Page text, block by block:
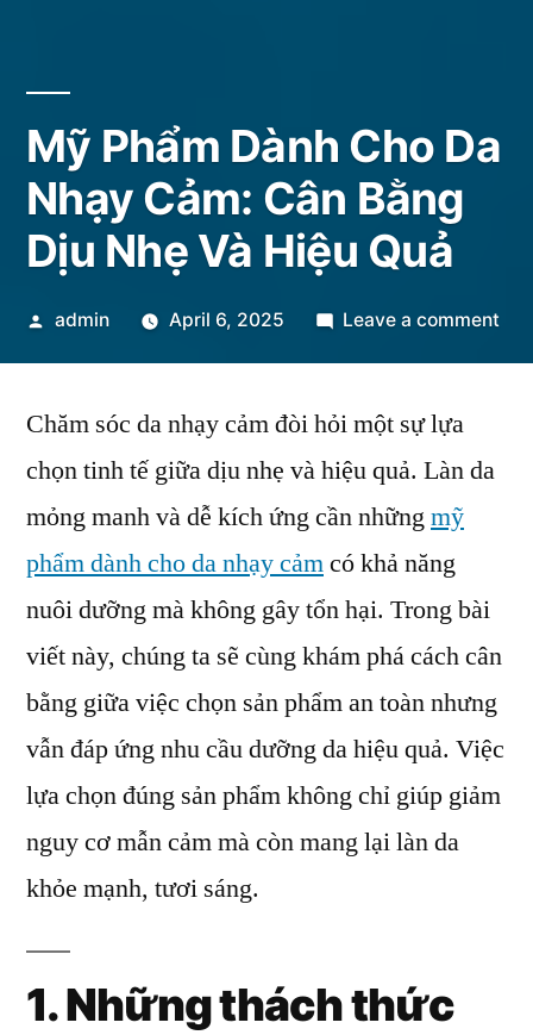
Mỹ Phẩm Dành Cho Da
Nhạy Cảm: Cân Bằng
Dịu Nhẹ Và Hiệu Quả
Posted
admin April 6, 2025 Leave a comment
Dịu
Chăm sóc da nhạy cảm đòi hỏi một sự lựa
chọn tinh tế giữa dịu nhẹ và hiệu quả. Làn da
mỏng manh và dễ kích ứng cần nhữngmỹ
phẩm dành cho da nhạy cảmcó khả năng
nuôi dưỡng mà không gây tổn hại. Trong bài
viết này, chúng ta sẽ cùng khám phá cách cân
bằng giữa việc chọn sản phẩm an toàn nhưng
vẫn đáp ứng nhu cầu dưỡng da hiệu quả. Việc
lựa chọn đúng sản phẩm không chỉ giúp giảm
nguy cơ mẫn cảm mà còn mang lại làn da
khỏe mạnh, tươi sáng.
1. Những thách thức